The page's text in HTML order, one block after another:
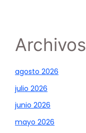
Archivos
agosto 2026
julio 2026
junio 2026
mayo 2026